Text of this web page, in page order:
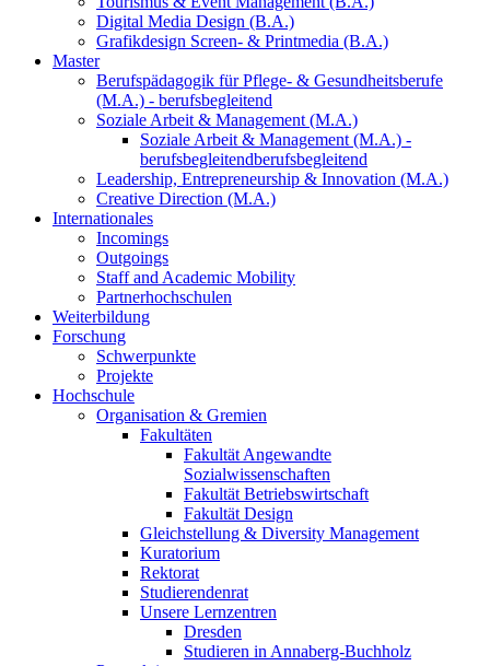
Digital Media Design (B.A.)
Grafikdesign Screen- & Printmedia (B.A.)
Master
Berufspädagogik für Pflege- & Gesundheitsberufe
(M.A.) - berufsbegleitend
Soziale Arbeit & Management (M.A.)
Soziale Arbeit & Management (M.A.) -
berufsbegleitendberufsbegleitend
Leadership, Entrepreneurship & Innovation (M.A.)
Creative Direction (M.A.)
Internationales
Incomings
Outgoings
Staff and Academic Mobility
Partnerhochschulen
Weiterbildung
Forschung
Schwerpunkte
Projekte
Hochschule
Organisation & Gremien
Fakultäten
Fakultät Angewandte
Sozialwissenschaften
Fakultät Betriebswirtschaft
Fakultät Design
Gleichstellung & Diversity Management
Kuratorium
Rektorat
Studierendenrat
Unsere Lernzentren
Dresden
Studieren in Annaberg-Buchholz